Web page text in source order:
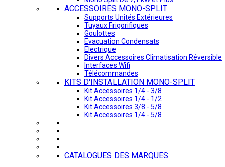
ACCESSOIRES MONO-SPLIT
Supports Unités Extérieures
Tuyaux Frigorifiques
Goulottes
Evacuation Condensats
Electrique
Divers Accessoires Climatisation Réversible
Interfaces Wifi
Télécommandes
KITS D'INSTALLATION MONO-SPLIT
Kit Accessoires 1/4 - 3/8
Kit Accessoires 1/4 - 1/2
Kit Accessoires 3/8 - 5/8
Kit Accessoires 1/4 - 5/8
CATALOGUES DES MARQUES